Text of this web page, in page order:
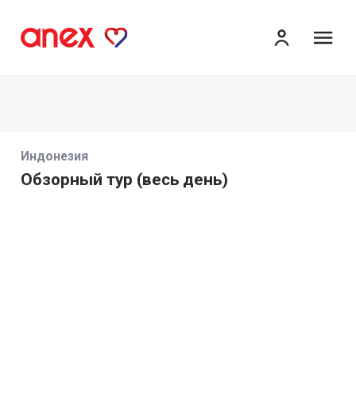
Индонезия
Обзорный тур (весь день)